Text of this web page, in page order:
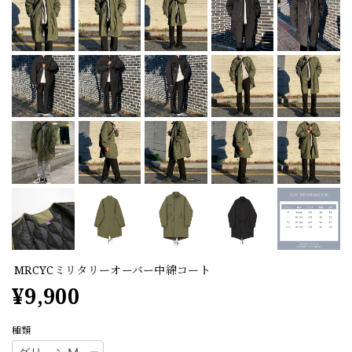
MRCYCミリタリーオーバー中綿コート
¥9,900
種類